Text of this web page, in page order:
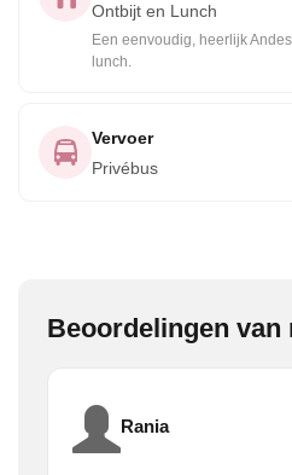
Ontbijt en Lunch
Een eenvoudig, heerlijk
lunch.
Vervoer
Privébus
Beoordelingen van
Rania